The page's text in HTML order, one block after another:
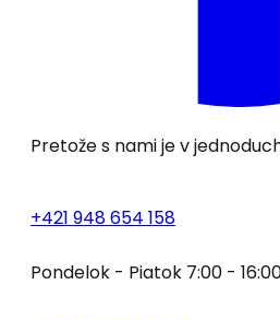
Pretože s nami je v
+421 948 654 158
Pondelok - Piatok 7:00 -